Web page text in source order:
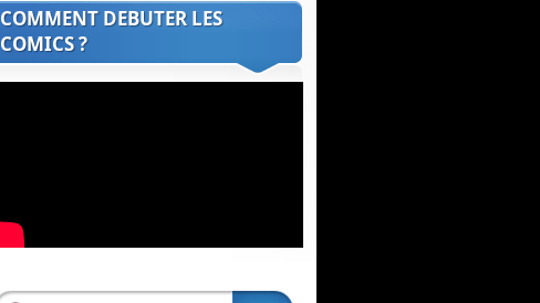
COMMENT DEBUTER LES
COMICS ?